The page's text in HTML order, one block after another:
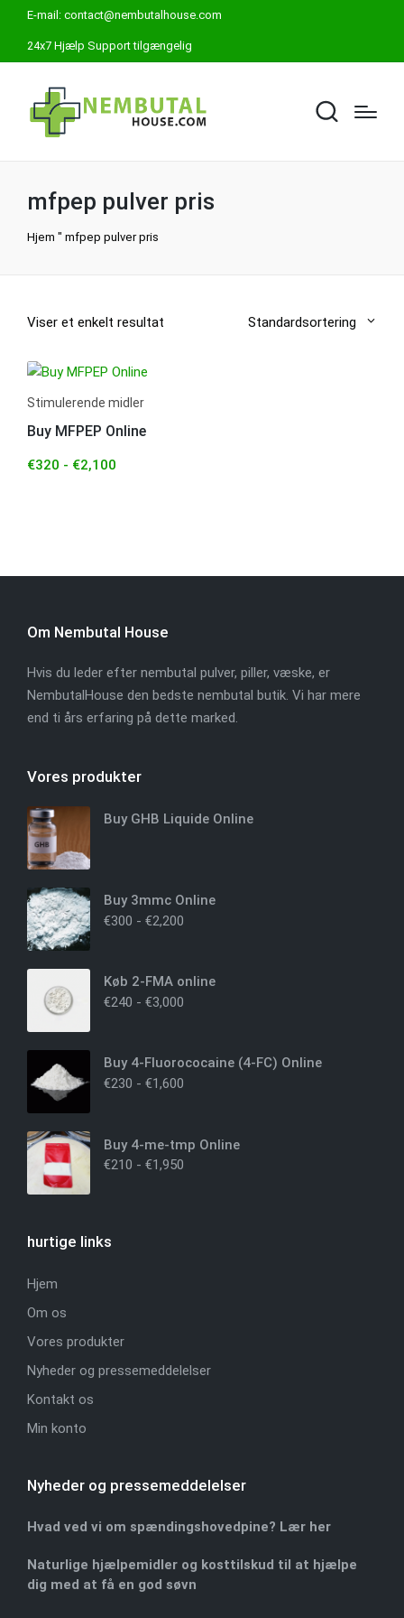
E-mail: contact@nembutalhouse.com
24x7 Hjælp Support tilgængelig
mfpep pulver pris
Hjem " mfpep pulver pris
Viser et enkelt resultat Standardsortering
Stimulerende midler
Buy MFPEP Online
€320 - €2,100
Om Nembutal House
Hvis du leder efter nembutal pulver, piller, væske, er
NembutalHouse den bedste nembutal butik. Vi har mere
end ti års erfaring på dette marked.
Vores produkter
Buy GHB Liquide Online
Buy 3mmc Online
€300 - €2,200
Køb 2-FMA online
€240 - €3,000
Buy 4-Fluorococaine (4-FC) Online
€230 - €1,600
Buy 4-me-tmp Online
€210 - €1,950
hurtige links
Hjem
Om os
Vores produkter
Nyheder og pressemeddelelser
Kontakt os
Min konto
Nyheder og pressemeddelelser
Hvad ved vi om spændingshovedpine? Lær her
Naturlige hjælpemidler og kosttilskud til at hjælpe
dig med at få en god søvn